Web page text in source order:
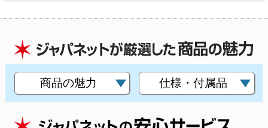
商品の魅力 仕様・付属品